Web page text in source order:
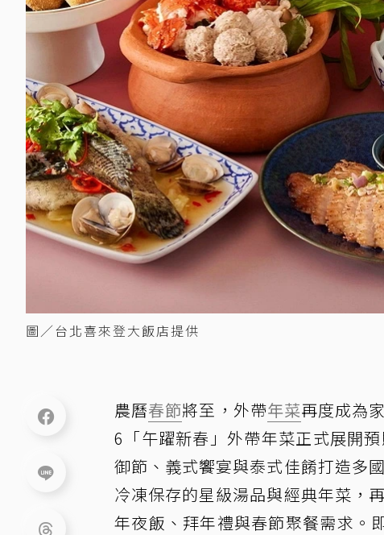
圖／台北喜來登大飯店提供
農曆春節將至，外帶年菜再度成為
6「午躍新春」外帶年菜正式展開
御節、義式饗宴與泰式佳餚打造多
冷凍保存的星級湯品與經典年菜，
年夜飯、拜年禮與春節聚餐需求。